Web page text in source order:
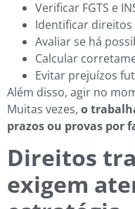
Verificar FGTS e
Identificar direitos
Avaliar se há
Calcular
Evitar prejuízos
Além disso, agir no
Muitas vezes, o
prazos ou provas por
Direitos
exigem